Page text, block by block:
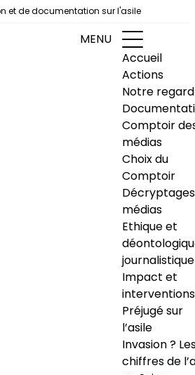
et de documentation sur l'asile
MENU
Accueil
Actions
Notre regard
Comptoir
médias
Choix du
Comptoir
Décryptages
médias
Ethique et
journalistique
Impact et
interventions
Préjugé sur
l’asile
Invasion ?
chiffres de